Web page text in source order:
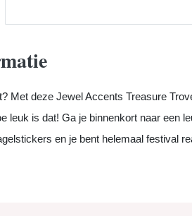
Met deze Jewel Accents Treasure
leuk is dat! Ga je binnenkort naar een
en je bent helemaal festival